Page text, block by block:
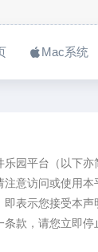
Mac系统
园平台（以下亦
意访问或使用
表示您接受本
款，请您立即停